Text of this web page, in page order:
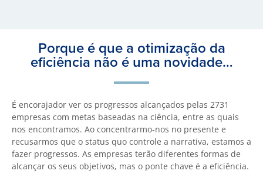
Porque é que a otimização da
eficiência não é uma novidade…
É encorajador ver os progressos alcançados pelas 2731
empresas com metas baseadas na ciência, entre as quais
nos encontramos. Ao concentrarmo-nos no presente e
recusarmos que o status quo controle a narrativa, estamos a
fazer progressos. As empresas terão diferentes formas de
alcançar os seus objetivos, mas o ponte chave é a eficiência.